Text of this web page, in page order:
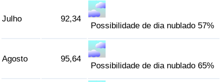
Julho 92,34
Possibilidade de dia nublado 57%
Agosto 95,64
Possibilidade de dia nublado 65%